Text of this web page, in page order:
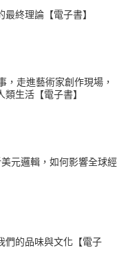
終理論【電子書】
，走進藝術家創作現場，
生活【電子書】
元邏輯，如何影響全球經
們的品味與文化【電子